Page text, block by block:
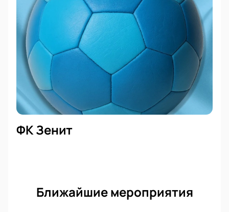
ФК Зенит
Ближайшие мероприятия